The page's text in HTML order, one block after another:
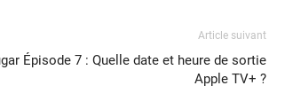
Article suivant
Épisode 7 : Quelle date et heure de sortie
Apple TV+ ?